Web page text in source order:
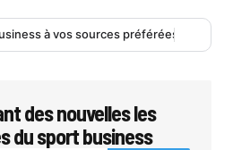
à vos sources préférées
des nouvelles les
du sport business